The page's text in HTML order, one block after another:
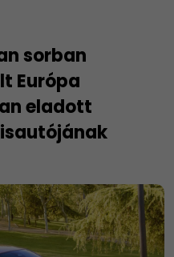
sorban
Európa
eladott